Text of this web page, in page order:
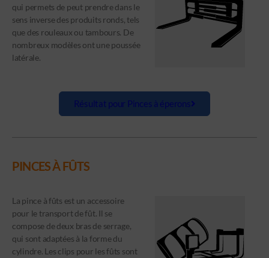
qui permets de peut prendre dans le
sens inverse des produits ronds, tels
que des rouleaux ou tambours. De
nombreux modèles ont une poussée
latérale.
Résultat pour Pinces à éperons
PINCES À FÛTS
La pince à fûts est un accessoire
pour le transport de fût. Il se
compose de deux bras de serrage,
qui sont adaptées à la forme du
cylindre. Les clips pour les fûts sont